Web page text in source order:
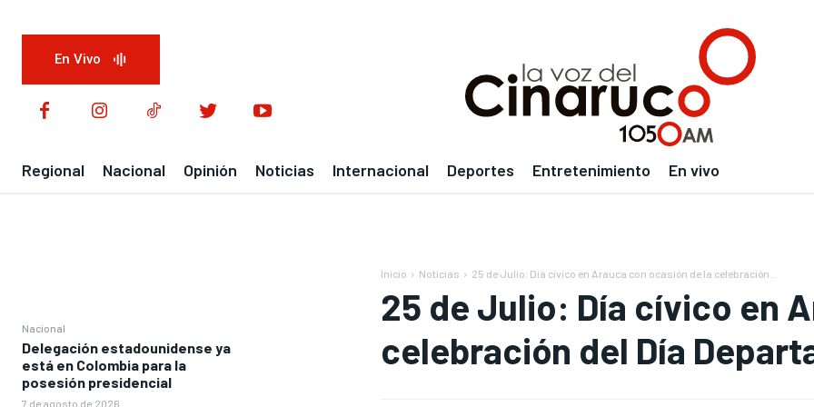
En Vivo
Regional Nacional Opinión Noticias Internacional Deportes Entretenimiento En vivo
Nacional
Delegación estadounidense ya
está en Colombia para la
posesión presidencial
7 de agosto de 2026
Inicio Noticias 25 de Julio: Día cívico en Arauca con ocasión de la celebración...
25 de Julio: Día cívico en
celebración del Día